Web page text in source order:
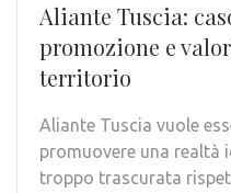
Aliante Tuscia:
promozione e
territorio
Aliante Tuscia vuole
promuovere una realtà
troppo trascurata